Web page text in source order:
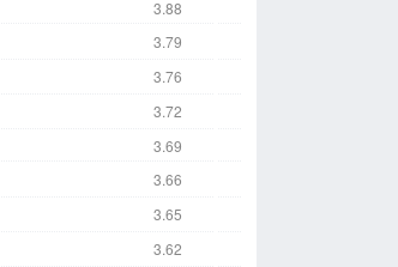
3.88
3.79
3.76
3.72
3.69
3.66
3.65
3.62